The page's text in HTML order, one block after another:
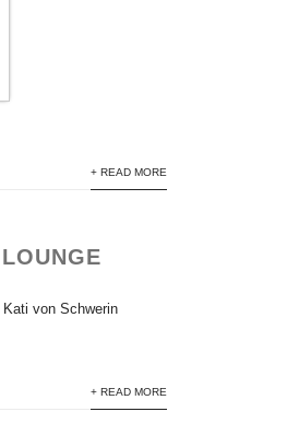
+ READ MORE
von Schwerin
+ READ MORE